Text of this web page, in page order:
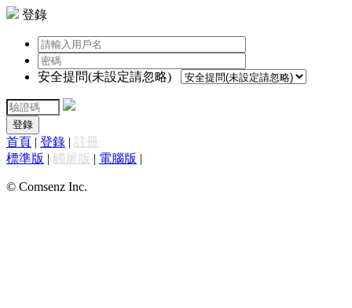
登錄
安全提問(未設定請忽略)
登錄
首頁 | 登錄 | 註冊
標準版 | 觸屏版 | 電腦版 |
© Comsenz Inc.